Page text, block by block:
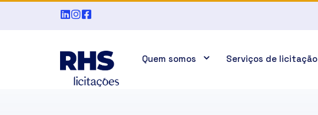
Quem somos Serviços de licitação